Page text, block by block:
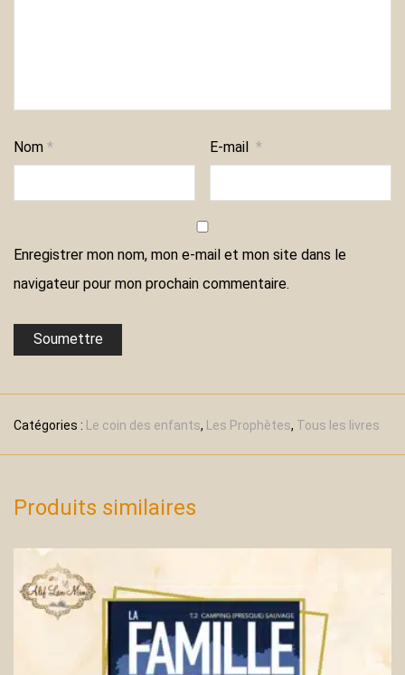
Nom * E-mail*
Enregistrer mon nom, mon e-mail et mon site dans le
navigateur pour mon prochain commentaire.
Catégories : Le coin des enfants, Les Prophètes, Tous les livres
Produits similaires